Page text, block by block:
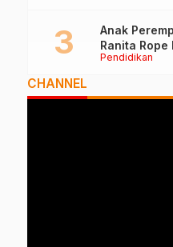
Pendidikan
Anak
Ranita
Guru Besar
CHANNEL